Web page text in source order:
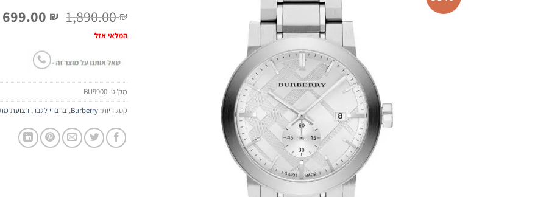
1,890.00₪ המחיר
1,890.00 ₪.
699.00 ₪
המלאי אזל
מק"ט: BU9900
קטגוריות: Burberry
, ברברי לגבר, רצועת